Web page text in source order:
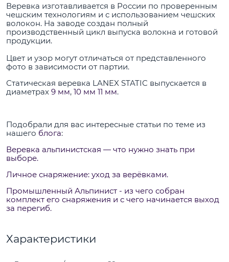
Веревка изготавливается в России по проверенным
чешским технологиям и с использованием чешских
волокон. На заводе создан полный
производственный цикл выпуска волокна и готовой
продукции.
Цвет и узор могут отличаться от представленного
фото в зависимости от партии.
Статическая веревка LANEX STATIC выпускается в
диаметрах 9 мм, 10 мм 11 мм.
Подобрали для вас интересные статьи по теме из
нашего блога:
Веревка альпинистская — что нужно знать при
выборе.
Личное снаряжение: уход за верёвками.
Промышленный Альпинист - из чего собран
комплект его снаряжения и с чего начинается выход
за перегиб.
Характеристики